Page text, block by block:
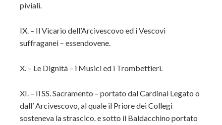
piviali.
IX. – Il Vicario dell’Arcivescovo ed i Vescovi
suffraganei – essendovene.
X. – Le Dignità – i Musici ed i Trombettieri.
XI. – Il SS. Sacramento – portato dal Cardinal Legato o
dall’ Arcivescovo, al quale il Priore dei Collegi
sosteneva la strascico. e sotto il Baldacchino portato